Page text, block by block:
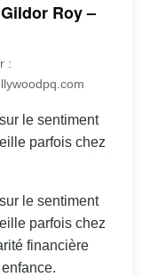
Roy –
:
le sentiment
parfois chez
le sentiment
parfois chez
financière